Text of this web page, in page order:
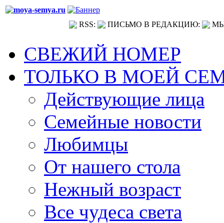
RSS: ПИСЬМО В РЕДАКЦИЮ:
СВЕЖИЙ НОМЕР
ТОЛЬКО В МОЕЙ
Действующие лица
Семейные новости
Любимцы
От нашего стола
Нежный возраст
Все чудеса света